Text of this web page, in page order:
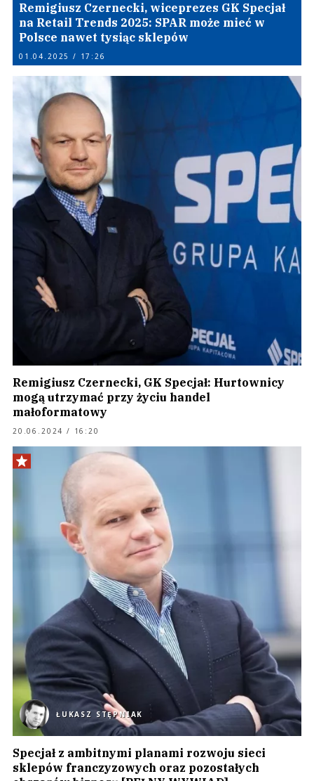
Remigiusz Czernecki, wiceprezes GK Specjał
na Retail Trends 2025: SPAR może mieć w
Polsce nawet tysiąc sklepów
01.04.2025 / 17:26
Remigiusz Czernecki, GK Specjał: Hurtownicy
mogą utrzymać przy życiu handel
małoformatowy
20.06.2024 / 16:20
ŁUKASZ STĘPNIAK
Specjał z ambitnymi planami rozwoju sieci
sklepów franczyzowych oraz pozostałych